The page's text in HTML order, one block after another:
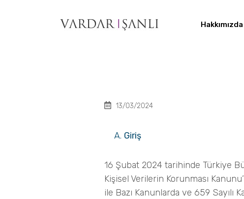
Hakkımızda
13/03/2024
Giriş
16 Şubat 2024 tarihinde Türkiye
Kişisel Verilerin Korunması
ile Bazı Kanunlarda ve 659 Sayılı